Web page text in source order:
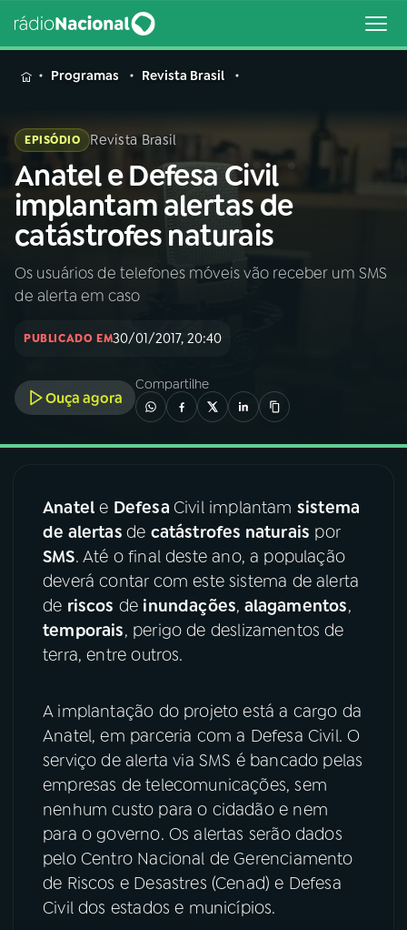
MENU
Buscar
na
Rádio
Nacional
Buscar
AO VIVO
INÍCIO
A RÁDIO
03PROGRAMAÇÃO
04PROGRAMAS
PODCASTS
06VIDEOCASTS
FESTIVAL DE MÚSICA
ACOMPANHE A RÁDIO NACIONAL
YouTube Facebook
Programas Revista Brasil
EPISÓDIO Revista Brasil
Anatel e Defesa Civil
implantam alertas de
catástrofes naturais
Os usuários de telefones móveis vão receber um SMS
de alerta em caso
PUBLICADO EM30/01/2017, 20:40
Ouça agora
Compartilhe
Anatel e Defesa Civil implantam sistema
de alertas de catástrofes naturais por
SMS. Até o final deste ano, a população
deverá contar com este sistema de alerta
de riscos de inundações, alagamentos,
temporais, perigo de deslizamentos de
terra, entre outros.
A implantação do projeto está a cargo da
Anatel, em parceria com a Defesa Civil. O
serviço de alerta via SMS é bancado pelas
empresas de telecomunicações, sem
nenhum custo para o cidadão e nem
para o governo. Os alertas serão dados
pelo Centro Nacional de Gerenciamento
de Riscos e Desastres (Cenad) e Defesa
Civil dos estados e municípios.